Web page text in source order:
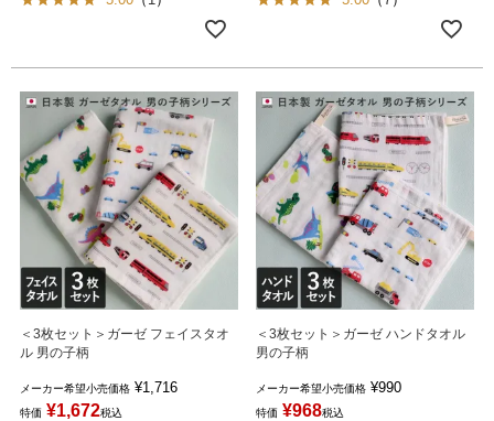
＜3枚セット＞ガーゼ フェイスタオ
ル 男の子柄
メーカー希望小売価格 ¥1,716
特価 ¥1,672税込
＜3枚セット＞ガーゼ ハンドタオル
男の子柄
メーカー希望小売価格 ¥990
特価 ¥968税込